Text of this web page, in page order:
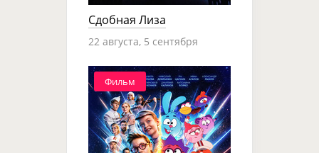
Сдобная Лиза
22 августа, 5 сентября
Фильм